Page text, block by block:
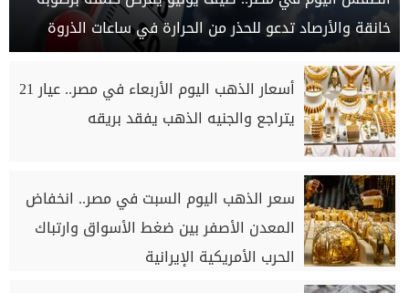
خانقة والأرصاد تدعو للحذر من الحرارة في ساعات الذروة
أسعار الذهب اليوم الأربعاء في مصر.. عيار 21
يتراجع والجنيه الذهب يفقد بريقه
سعر الذهب اليوم السبت في مصر.. انخفاض
المعدن الأصفر بين ضغط الأسواق وارتباك
الحرب الأمريكية الإيرانية